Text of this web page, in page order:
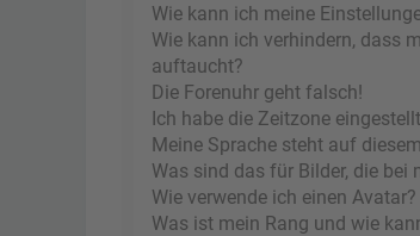
Wie kann ich meine
Wie kann ich verhindern, dass
auftaucht?
Die Forenuhr geht falsch!
Ich habe die Zeitzone
Meine Sprache steht auf
Was sind das für Bilder, die bei
Wie verwende ich einen Avatar?
Was ist mein Rang und wie